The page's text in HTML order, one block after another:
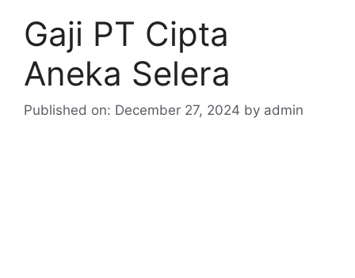
Gaji PT Cipta
Aneka Selera
Published on: December 27, 2024 by admin